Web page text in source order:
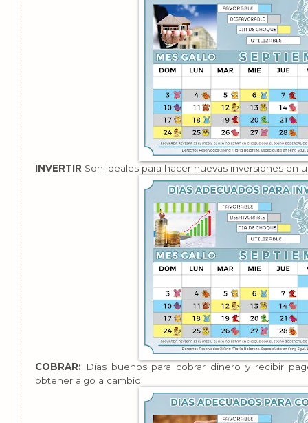
INVERTIR Son ideales para hacer nuevas inversiones en
COBRAR:
Días buenos para cobrar dinero y recibir
obtener algo a cambio.